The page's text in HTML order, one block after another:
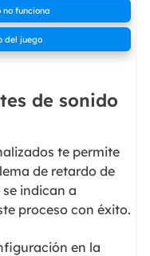
no funciona
del juego
de sonido
te permite
de retardo de
indican a
proceso con éxito.
en la